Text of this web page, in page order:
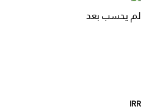
لم يحسب بعد
IRR